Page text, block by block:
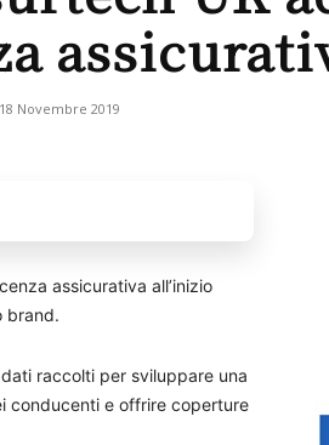
18 Novembre 2019
assicurativa all’inizio
brand.
raccolti per sviluppare una
conducenti e offrire coperture